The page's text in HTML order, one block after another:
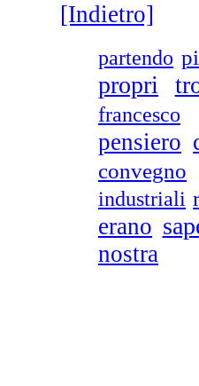
[Indietro]
partendo
propri
francesco
pensiero
convegno
industriali
erano
nostra